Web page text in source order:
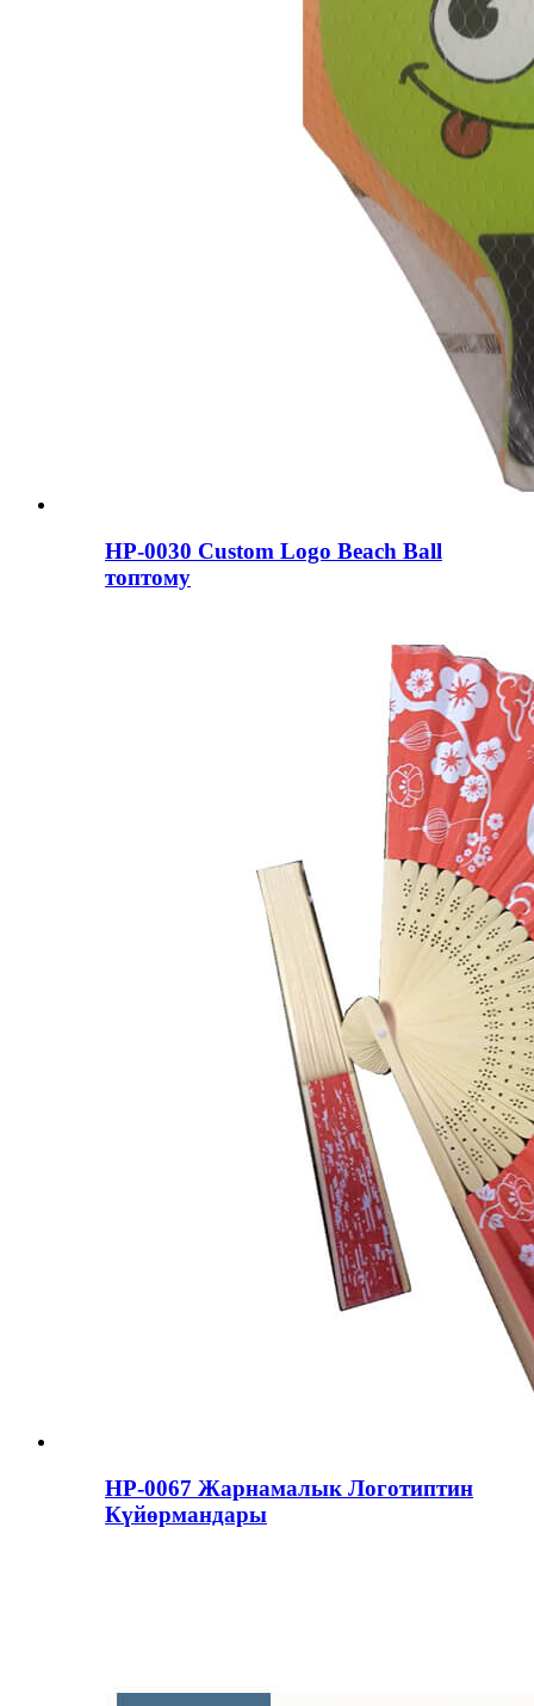
HP-0030 Custom Logo Beach Ball
топтому
HP-0067 Жарнамалык Логотиптин
Күйөрмандары